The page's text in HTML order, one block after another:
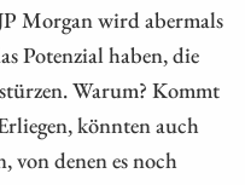
Morgan wird abermals
Potenzial haben, die
Warum? Kommt
könnten auch
von denen es noch